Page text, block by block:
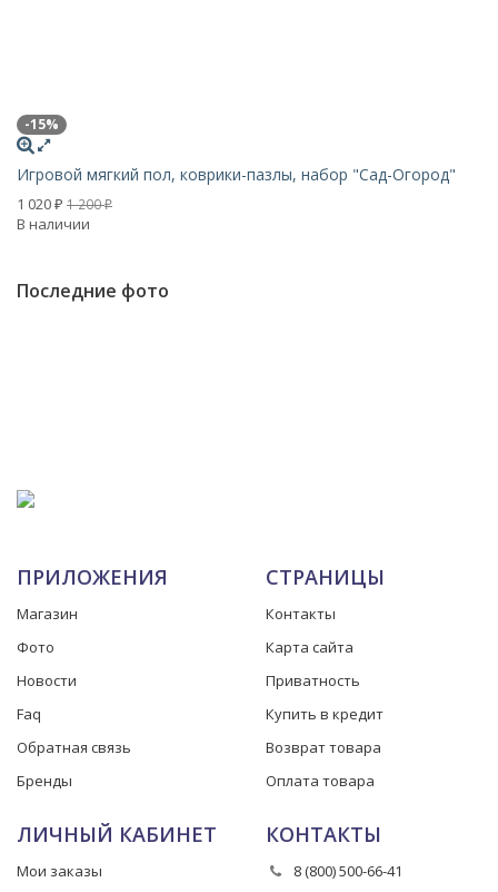
-15%
Игровой мягкий пол, коврики-пазлы, набор "Сад-Огород"
1 020 ₽ 1 200₽
В наличии
Последние фото
ПРИЛОЖЕНИЯ
Магазин
Фото
Новости
Faq
Обратная связь
Бренды
СТРАНИЦЫ
Контакты
Карта сайта
Приватность
Купить в кредит
Возврат товара
Оплата товара
ЛИЧНЫЙ КАБИНЕТ
Мои заказы
КОНТАКТЫ
8 (800) 500-66-41